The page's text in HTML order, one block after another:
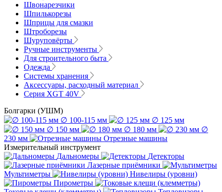
Швонарезчики
Шпилькорезы
Шприцы для смазки
Штроборезы
Шуруповёрты
Ручные инструменты
Для строительного быта
Одежда
Системы хранения
Аксессуары, расходный материал
Серия XGT 40V
Болгарки (УШМ)
∅ 100-115 мм
∅ 125 мм
∅ 150 мм
∅ 180 мм
∅
230 мм
Отрезные машины
Измерительный инструмент
Дальномеры
Детекторы
Лазерные приёмники
Мультиметры
Нивелиры (уровни)
Пирометры